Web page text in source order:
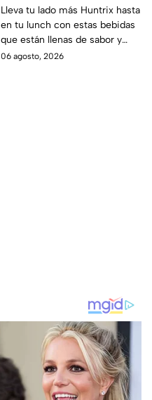
las guerreras Huntrix
para llevar a la escuela
este regreso a clases
2026; son saludables y
Lleva tu lado más Huntrix hasta
en tu lunch con estas bebidas
que están llenas de sabor y
frescura.
06 agosto, 2026